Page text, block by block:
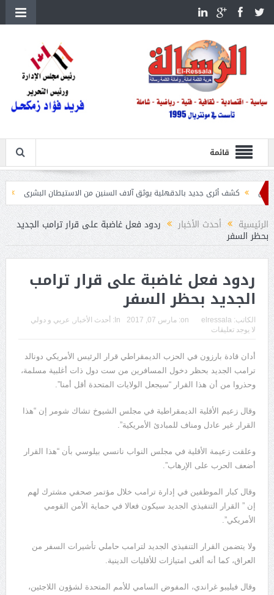
قائمة
أثرى جديد بالدقهلية يوثق آلاف السنين من الاستيطان البشرى اتحاد الكرة يطلب
الرئيسية أحدث الأخبار ردود فعل غاضبة على قرار ترامب الجديد
بحظر السفر
ردود فعل غاضبة على قرار ترامب
الجديد بحظر السفر
الكاتب: elressala
on: مارس 07, 2017 In: أحدث الأخبار
عربي و دولي
لا يوجد تعليقات
أدان قادة بارزون في الحزب الديمقراطي قرار الرئيس الأمريكي دونالد
ترامب الجديد بحظر دخول المسافرين من ست دول ذات أغلبية مسلمة،
وحذروا من أن هذا القرار “سيجعل الولايات المتحدة أقل أمنا”.
وقال زعيم الأقلية الديمقراطية في مجلس الشيوخ تشاك شومر إن “هذا
القرار غير عادل ومناف للمبادئ الأمريكية”.
وعلقت زعيمة الأقلية في مجلس النواب نانسي بيلوسي بأن “هذا القرار
أضعف الحرب على الإرهاب”.
وقال كبار الموظفين في إدارة ترامب خلال مؤتمر صحفي مشترك لهم
إن ” القرار التنفيذي الجديد سيكون فعالا في حماية الأمن القومي
الأمريكي”.
ولا يتضمن القرار التنفيذي الجديد لترامب حاملي تأشيرات السفر من
العراق، كما أنه ألغى امتيازات للأقليات الدينية.
وقال فيليبو غراندي، المفوض السامي للأمم المتحدة لشؤون اللاجئين،